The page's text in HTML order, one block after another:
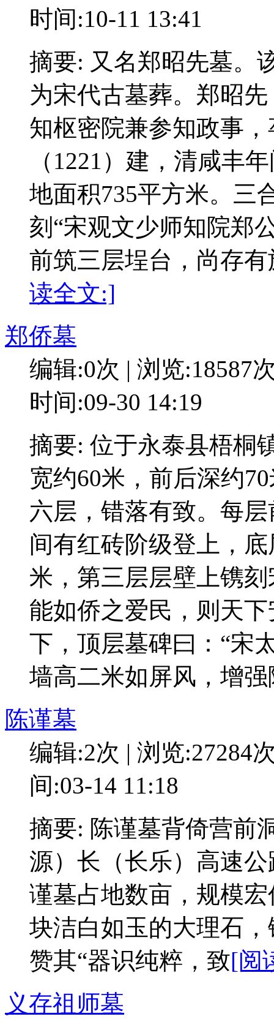
时间:10-11 13:41
摘要: 又名郑昭先墓。
为宋代古墓葬。郑昭
知枢密院兼参知政事
（1221）建，清咸丰
地面积735平方米。三
刻“宋观文少师知院郑
前筑三层埕台，尚存
读全文:]
郑侨墓
编辑:0次 | 浏览:18587
时间:09-30 14:19
摘要: 位于永泰县梧桐
宽约60米，前后深约
六层，错落有致。每
间有红砖阶级登上，
米，第三层层壁上镌
能如侨之爱民，则天
下，顶层墓碑曰：“宋
墙高二米如屏风，增
陈谨墓
编辑:2次 | 浏览:27284
间:03-14 11:18
摘要: 陈谨墓背倚营前
源）长（长乐）高速
谨墓占地数亩，规模
块洁白如玉的大理石
赞其“器识纯粹，致[阅
义存祖师墓